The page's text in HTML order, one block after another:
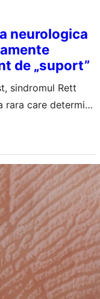
neurologica
de „suport”
sindromul Rett
care determina
nu se mai poate
de vorbire. La
la sase luni, insa